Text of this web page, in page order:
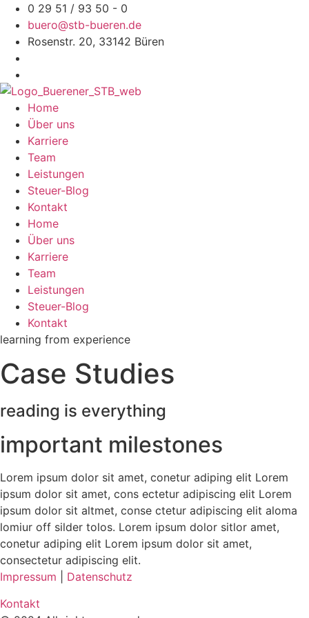
Zum
Inhalt
springen
0 29 51 / 93 50 - 0
buero@stb-bueren.de
Rosenstr. 20, 33142 Büren
Home
Über uns
Karriere
Team
Leistungen
Steuer-Blog
Kontakt
Home
Über uns
Karriere
Team
Leistungen
Steuer-Blog
Kontakt
learning from experience
Case Studies
reading is everything
important milestones
Lorem ipsum dolor sit amet, conetur adiping elit Lorem
ipsum dolor sit amet, cons ectetur adipiscing elit Lorem
ipsum dolor sit altmet, conse ctetur adipiscing elit aloma
lomiur off silder tolos. Lorem ipsum dolor sitlor amet,
conetur adiping elit Lorem ipsum dolor sit amet,
consectetur adipiscing elit.
Impressum
Datenschutz
Kontakt